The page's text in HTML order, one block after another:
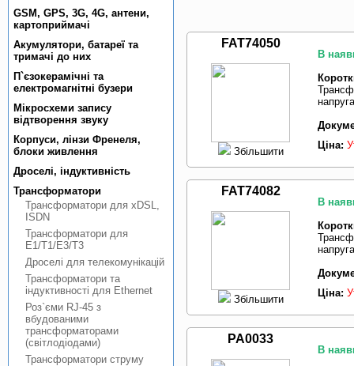
GSM, GPS, 3G, 4G, антени,
картоприймачi
Акумулятори, батареї та
тримачi до них
П`єзокерамiчнi та
електромагнiтнi бузери
Мікросхеми запису
відтворення звуку
Корпуси, лiнзи Френеля,
блоки живлення
Дроселi, iндуктивнiсть
Трансформатори
Трансформатори для xDSL,
ISDN
Трансформатори для
E1/T1/E3/T3
Дроселi для телекомунiкацiй
Трансформатори та
iндуктивностi для Ethernet
Роз`єми RJ-45 з
вбудованими
трансформаторами
(свiтлодiодами)
Трансформатори струму
FAT74050
Збільшити
В
Ціна:
FAT74082
Збільшити
В
Ціна:
PA0033
В